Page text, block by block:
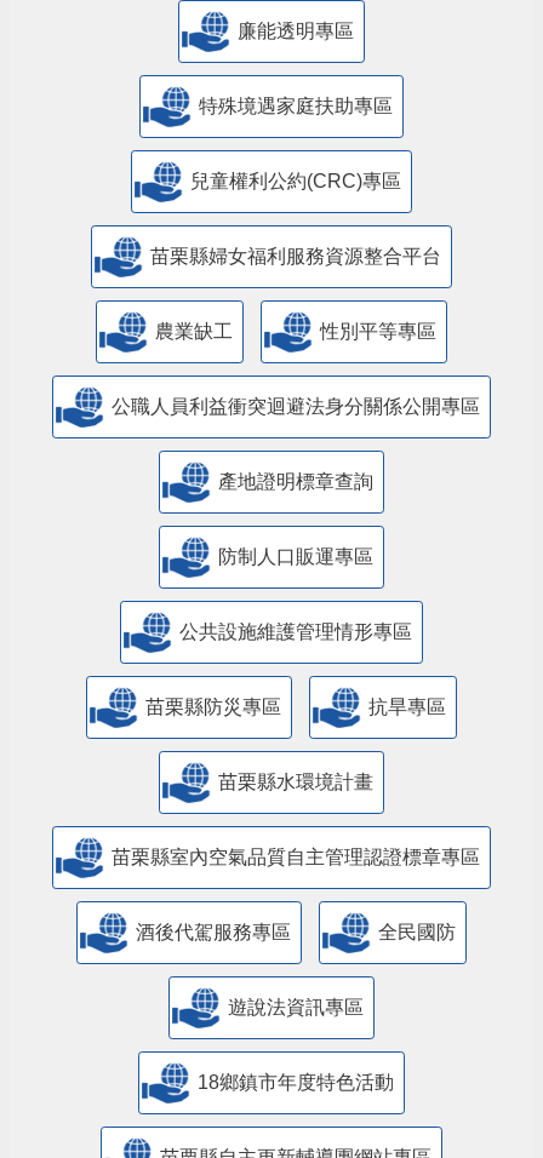
廉能透明專區
特殊境遇家庭扶助專區
兒童權利公約(CRC)專區
苗栗縣婦女福利服務資源整合平台
農業缺工 性別平等專區
公職人員利益衝突迴避法身分關係公開專區
產地證明標章查詢
防制人口販運專區
​公共設施維護管理情形專區
苗栗縣防災專區 抗旱專區
苗栗縣水環境計畫
苗栗縣室內空氣品質自主管理認證標章專區
酒後代駕服務專區 全民國防
遊說法資訊專區
18鄉鎮市年度特色活動